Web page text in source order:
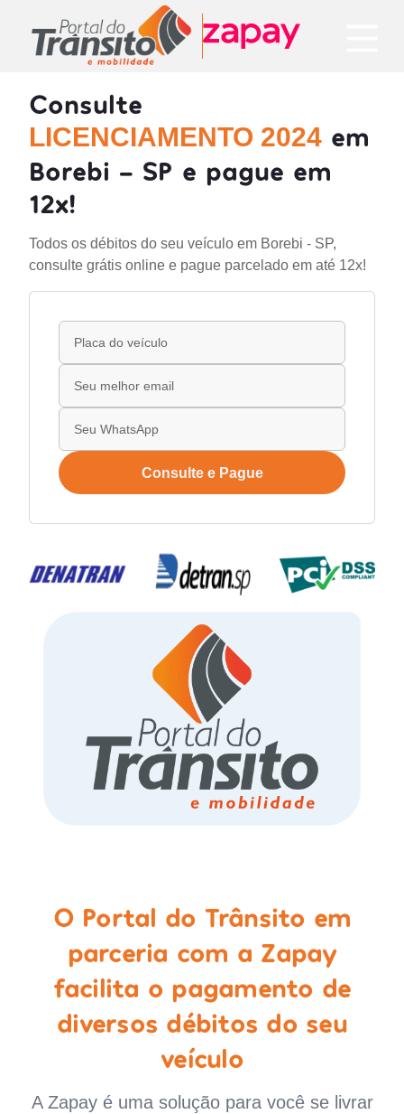
Consulte
LICENCIAMENTO 2024 em
Borebi - SP e pague em
12x!
Todos os débitos do seu veículo em Borebi - SP,
consulte grátis online e pague parcelado em até 12x!
Consulte e Pague
O Portal do Trânsito em
parceria com a Zapay
facilita o pagamento de
diversos débitos do seu
veículo
A Zapay é uma solução para você se livrar